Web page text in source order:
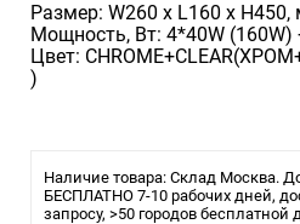
Размер: W260 x L160 x H450,
Мощность, Вт: 4*40W (160W)
Цвет:
)
Наличие товара: Склад Москва.
БЕСПЛАТНО 7-10 рабочих дней,
запросу, >50 городов бесплатной